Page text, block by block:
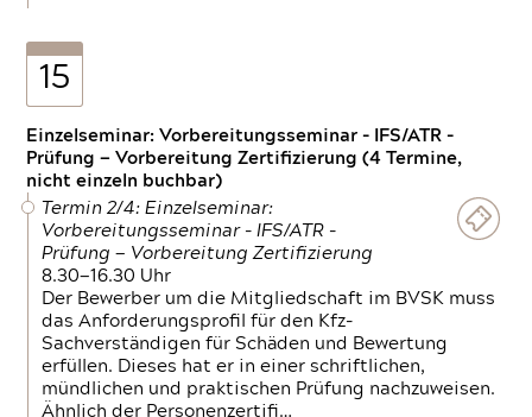
15
Einzelseminar: Vorbereitungsseminar - IFS/ATR -
Prüfung — Vorbereitung Zertifizierung (4 Termine,
nicht einzeln buchbar)
Termin 2/4: Einzelseminar:
Vorbereitungsseminar - IFS/ATR -
Prüfung — Vorbereitung Zertifizierung
8.30—16.30 Uhr
Der Bewerber um die Mitgliedschaft im BVSK muss
das Anforderungsprofil für den Kfz-
Sachverständigen für Schäden und Bewertung
erfüllen. Dieses hat er in einer schriftlichen,
mündlichen und praktischen Prüfung nachzuweisen.
Ähnlich der Personenzertifi…